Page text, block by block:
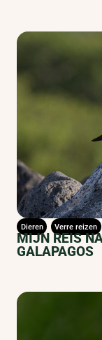
Dieren Verre reizen
MIJN REIS
GALAPAGOS